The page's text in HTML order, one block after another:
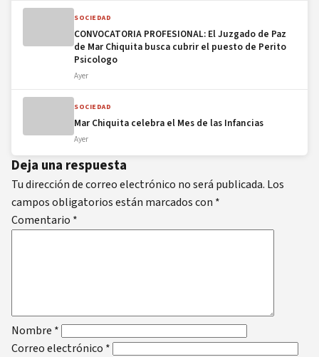
SOCIEDAD
CONVOCATORIA PROFESIONAL: El Juzgado de Paz
de Mar Chiquita busca cubrir el puesto de Perito
Psicologo
Ayer
SOCIEDAD
Mar Chiquita celebra el Mes de las Infancias
Ayer
Deja una respuesta
Tu dirección de correo electrónico no será publicada. Los
campos obligatorios están marcados con *
Comentario *
Nombre *
Correo electrónico *